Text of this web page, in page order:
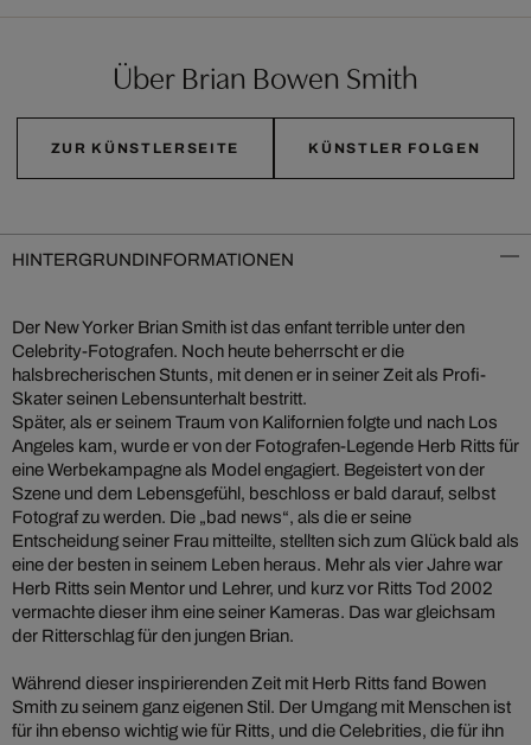
Über Brian Bowen Smith
ZUR KÜNSTLERSEITE KÜNSTLER FOLGEN
HINTERGRUNDINFORMATIONEN
Der New Yorker Brian Smith ist das enfant terrible unter den
Celebrity-Fotografen. Noch heute beherrscht er die
halsbrecherischen Stunts, mit denen er in seiner Zeit als Profi-
Skater seinen Lebensunterhalt bestritt.
Später, als er seinem Traum von Kalifornien folgte und nach Los
Angeles kam, wurde er von der Fotografen-Legende Herb Ritts für
eine Werbekampagne als Model engagiert. Begeistert von der
Szene und dem Lebensgefühl, beschloss er bald darauf, selbst
Fotograf zu werden. Die „bad news“, als die er seine
Entscheidung seiner Frau mitteilte, stellten sich zum Glück bald als
eine der besten in seinem Leben heraus. Mehr als vier Jahre war
Herb Ritts sein Mentor und Lehrer, und kurz vor Ritts Tod 2002
vermachte dieser ihm eine seiner Kameras. Das war gleichsam
der Ritterschlag für den jungen Brian.
Während dieser inspirierenden Zeit mit Herb Ritts fand Bowen
Smith zu seinem ganz eigenen Stil. Der Umgang mit Menschen ist
für ihn ebenso wichtig wie für Ritts, und die Celebrities, die für ihn